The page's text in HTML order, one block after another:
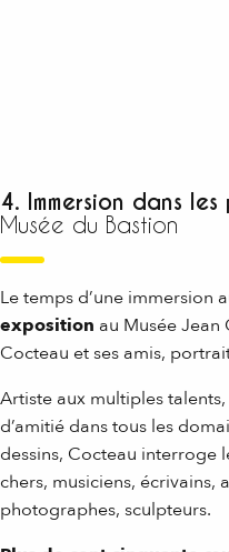
4. Immersion dans
Musée du Bastion
Le temps d’une immersion
exposition au Musée Jean
Cocteau et ses amis,
Artiste aux multiples
d’amitié dans tous les
dessins, Cocteau interroge
chers, musiciens, écrivains,
photographes, sculpteurs.